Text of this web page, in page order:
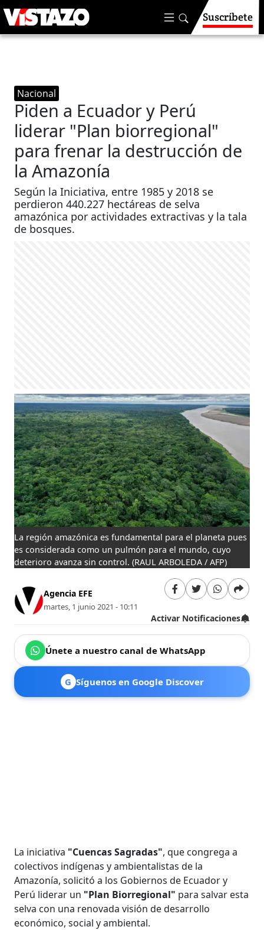
Suscríbete
Nacional
Piden a Ecuador y Perú
liderar "Plan biorregional"
para frenar la destrucción de
la Amazonía
Según la Iniciativa, entre 1985 y 2018 se
perdieron 440.227 hectáreas de selva
amazónica por actividades extractivas y la tala
de bosques.
La región amazónica es fundamental para el planeta pues
es considerada como un pulmón para el mundo, cuyo
deterioro avanza sin control. (RAUL ARBOLEDA / AFP)
Agencia EFE
martes, 1 junio 2021 - 10:11
Activar Notificaciones
Únete a nuestro canal de WhatsApp
G Síguenos en Google Discover
La iniciativa "Cuencas Sagradas", que congrega a
colectivos indígenas y ambientalistas de la
Amazonía, solicitó a los Gobiernos de Ecuador y
Perú liderar un "Plan Biorregional" para salvar esta
selva con una renovada visión de desarrollo
económico, social y ambiental.